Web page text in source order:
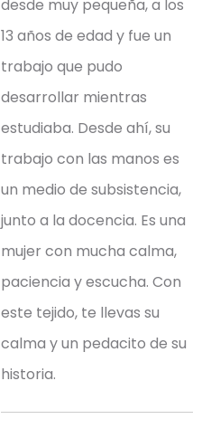
desde muy pequeña, a los
13 años de edad y fue un
trabajo que pudo
desarrollar mientras
estudiaba. Desde ahí, su
trabajo con las manos es
un medio de subsistencia,
junto a la docencia. Es una
mujer con mucha calma,
paciencia y escucha. Con
este tejido, te llevas su
calma y un pedacito de su
historia.